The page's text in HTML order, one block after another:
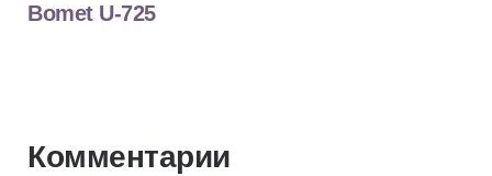
Bomet U-725
Комментарии